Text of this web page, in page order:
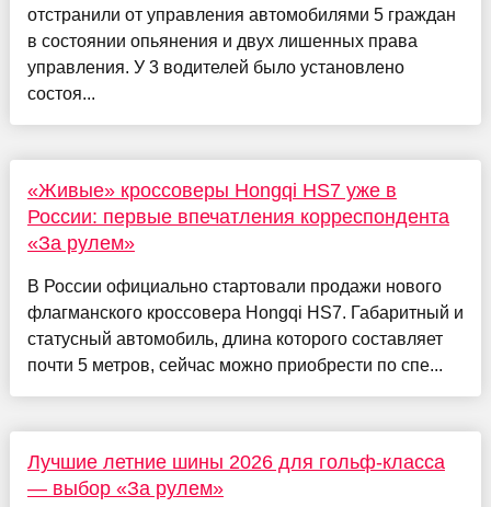
отстранили от управления автомобилями 5 граждан
в состоянии опьянения и двух лишенных права
управления. У 3 водителей было установлено
состоя...
«Живые» кроссоверы Hongqi HS7 уже в
России: первые впечатления корреспондента
«За рулем»
В России официально стартовали продажи нового
флагманского кроссовера Hongqi HS7. Габаритный и
статусный автомобиль, длина которого составляет
почти 5 метров, сейчас можно приобрести по спе...
Лучшие летние шины 2026 для гольф-класса
— выбор «За рулем»